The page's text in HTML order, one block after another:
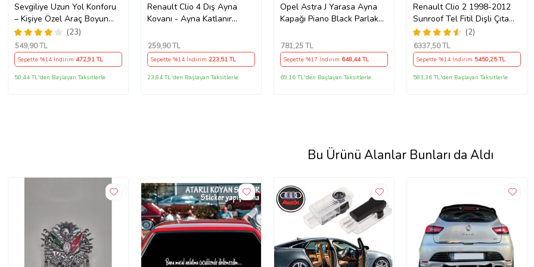
Sevgiliye Uzun Yol Konforu
– Kişiye Özel Araç Boyun
Yastığı & Kemer Pedi Hediye
Seti
(23)
549,90 TL
Sepette %14 İndirim 472,91 TL
50,44 TL'den Başlayan Taksitlerle
Renault Clio 4 Dış Ayna
Kovanı - Ayna Katlanır
490307706 M3625
259,90 TL
Sepette %14 İndirim 223,51 TL
23,84 TL'den Başlayan Taksitlerle
Opel Astra J Yarasa Ayna
Kapağı Piano Black Parlak
781,25 TL
Sepette %17 İndirim 648,44 TL
69,16 TL'den Başlayan Taksitlerle
Renault Clio 2 1998-2012
Sunroof Tel Fitil Dişli Çıta
Ayak Seti
(2)
6337,50 TL
Sepette %14 İndirim 5450,25 TL
581,36 TL'den Başlayan Taksitlerle
Bu Ürünü Alanlar Bunları da Aldı